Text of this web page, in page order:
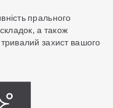
прального
а також
захист вашого